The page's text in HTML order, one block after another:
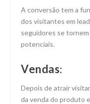
A conversão tem a
dos visitantes em
seguidores se
potenciais.
Vendas:
Depois de atrair
da venda do produto